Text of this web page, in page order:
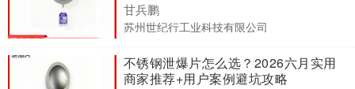
甘兵鹏
苏州世纪行工业科技有限公司
不锈钢泄爆片怎么选？2026六月实用
商家推荐+用户案例避坑攻略